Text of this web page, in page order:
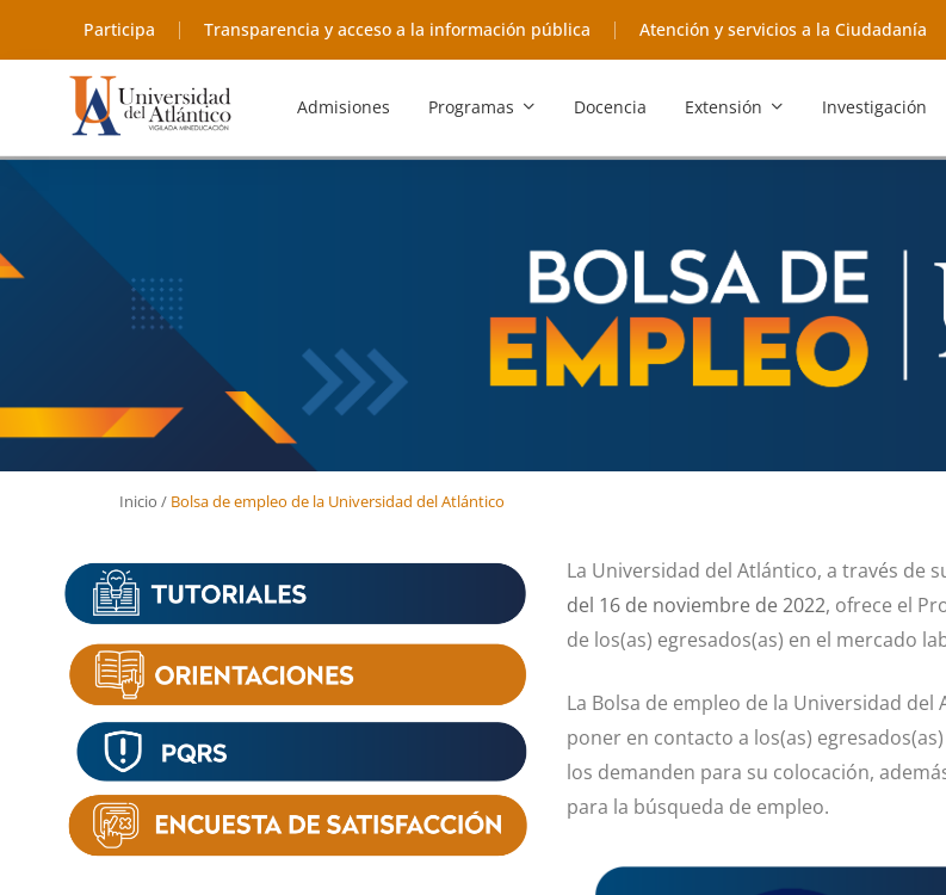
Participa Transparencia y acceso a la información pública Atención y servicios a la Ciudadanía
Admisiones Programas Docencia Extensión Investigación
Inicio /Bolsa de empleo de la Universidad del Atlántico
La Universidad del Atlántico, a través de
del 16 de noviembre de 2022, ofrece el
de los(as) egresados(as) en el mercado
La Bolsa de empleo de la Universidad
poner en contacto a los(as)
los demanden para su colocación,
para la búsqueda de empleo.